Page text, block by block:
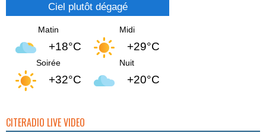
Ciel plutôt dégagé
Matin
+18°C
Midi
+29°C
Soirée
+32°C
Nuit
+20°C
CITERADIO LIVE VIDEO